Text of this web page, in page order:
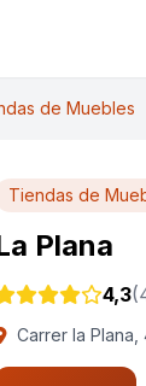
de Muebles
Tiendas de
Plana
4,3
Carrer la